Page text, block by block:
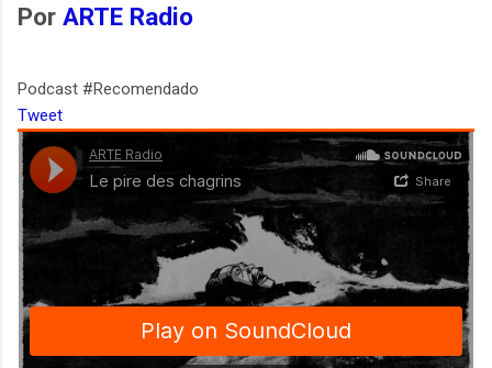
Por ARTE Radio
Podcast #Recomendado
Tweet